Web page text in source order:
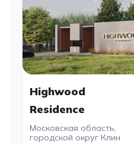
Highwood
Residence
Московская область,
городской округ Клин